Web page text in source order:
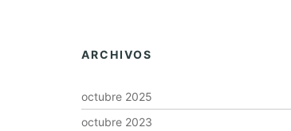
ARCHIVOS
octubre 2025
octubre 2023